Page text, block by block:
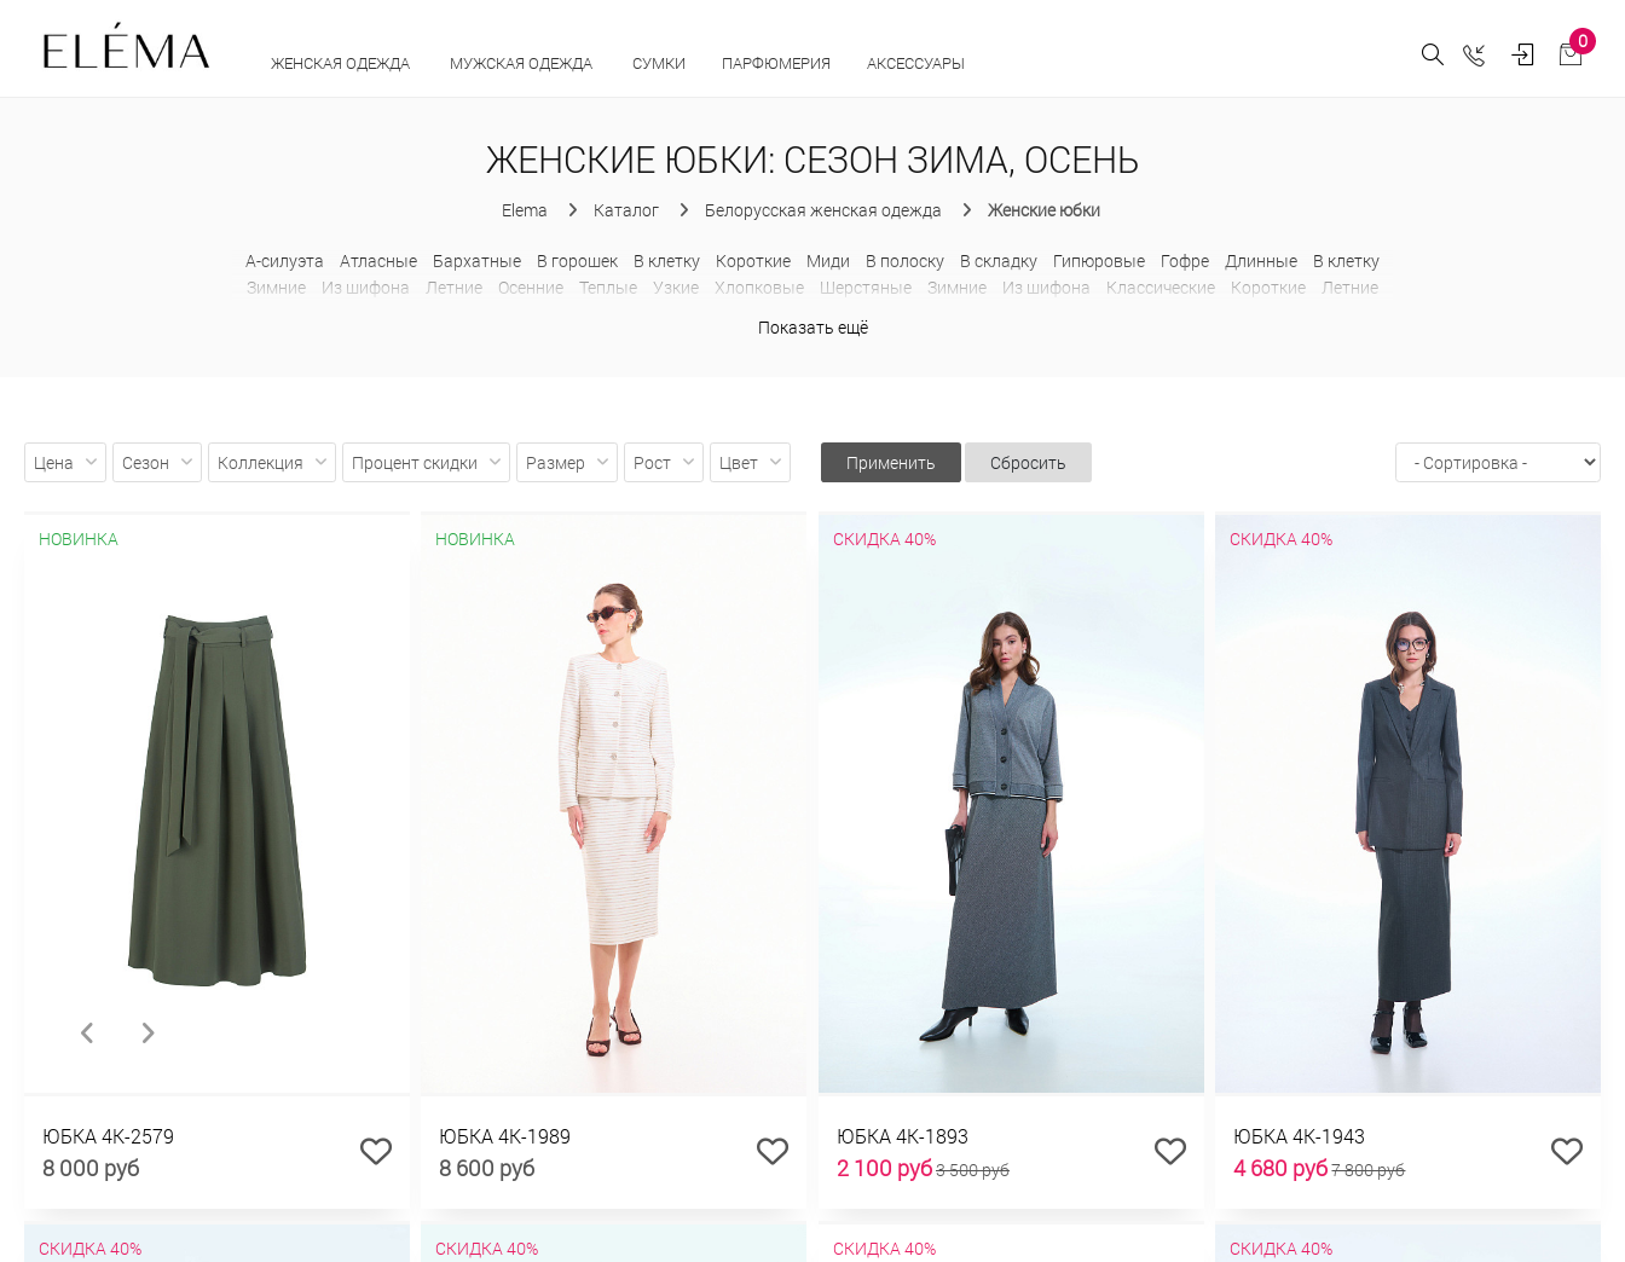
ЖЕНСКАЯ ОДЕЖДА МУЖСКАЯ ОДЕЖДА СУМКИ ПАРФЮМЕРИЯ АКСЕССУАРЫ
0
ЖЕНСКИЕ ЮБКИ: СЕЗОН ЗИМА, ОСЕНЬ
Elema Каталог Белорусская женская одежда Женские юбки
А-силуэта Атласные Бархатные В горошек В клетку Короткие Миди В полоску В складку Гипюровые Гофре Длинные
В клетку
Зимние
Из шифона Летние Осенние Теплые Узкие Хлопковые Шерстяные Зимние Из шифона Классические Короткие
Летние
С принтом С разрезом
Показать ещё
Цена Сезон Коллекция Процент скидки Размер Рост Цвет Применить Сбросить
НОВИНКА
ЮБКА 4К-2579
8 000 руб
НОВИНКА
ЮБКА 4К-1989
8 600 руб
СКИДКА 40%
ЮБКА 4К-1893
2 100 руб3 500 руб
СКИДКА 40%
ЮБКА 4К-1943
4 680 руб7 800 руб
СКИДКА 40% СКИДКА 40% СКИДКА 40% СКИДКА 40%